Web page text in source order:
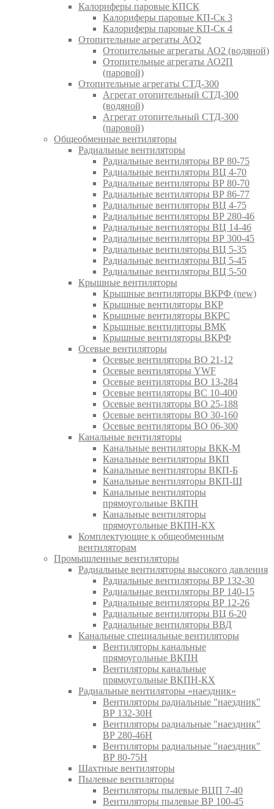
Калориферы паровые КПСК
Калориферы паровые КП-Ск 3
Калориферы паровые КП-Ск 4
Отопительные агрегаты АО2
Отопительные агрегаты АО2 (водяной)
Отопительные агрегаты АО2П
(паровой)
Отопительные агрегаты СТД-300
Агрегат отопительный СТД-300
(водяной)
Агрегат отопительный СТД-300
(паровой)
Общеобменные вентиляторы
Радиальные вентиляторы
Радиальные вентиляторы ВР 80-75
Радиальные вентиляторы ВЦ 4-70
Радиальные вентиляторы ВР 80-70
Радиальные вентиляторы ВР 86-77
Радиальные вентиляторы ВЦ 4-75
Радиальные вентиляторы ВР 280-46
Радиальные вентиляторы ВЦ 14-46
Радиальные вентиляторы ВР 300-45
Радиальные вентиляторы ВЦ 5-35
Радиальные вентиляторы ВЦ 5-45
Радиальные вентиляторы ВЦ 5-50
Крышные вентиляторы
Крышные вентиляторы ВКРФ (new)
Крышные вентиляторы ВКР
Крышные вентиляторы ВКРС
Крышные вентиляторы ВМК
Крышные вентиляторы ВКРФ
Осевые вентиляторы
Осевые вентиляторы ВО 21-12
Осевые вентиляторы YWF
Осевые вентиляторы ВО 13-284
Осевые вентиляторы ВС 10-400
Осевые вентиляторы ВО 25-188
Осевые вентиляторы ВО 30-160
Осевые вентиляторы ВО 06-300
Канальные вентиляторы
Канальные вентиляторы ВКК-М
Канальные вентиляторы ВКП
Канальные вентиляторы ВКП-Б
Канальные вентиляторы ВКП-Ш
Канальные вентиляторы
прямоугольные ВКПН
Канальные вентиляторы
прямоугольные ВКПН-КХ
Комплектующие к общеобменным
вентиляторам
Промышленные вентиляторы
Радиальные вентиляторы высокого давления
Радиальные вентиляторы ВР 132-30
Радиальные вентиляторы ВР 140-15
Радиальные вентиляторы ВР 12-26
Радиальные вентиляторы ВЦ 6-20
Радиальные вентиляторы ВВД
Канальные специальные вентиляторы
Вентиляторы канальные
прямоугольные ВКПН
Вентиляторы канальные
прямоугольные ВКПН-КХ
Радиальные вентиляторы «наездник»
Вентиляторы радиальные "наездник"
ВР 132-30Н
Вентиляторы радиальные "наездник"
ВР 280-46Н
Вентиляторы радиальные "наездник"
ВР 80-75Н
Шахтные вентиляторы
Пылевые вентиляторы
Вентиляторы пылевые ВЦП 7-40
Вентиляторы пылевые ВР 100-45